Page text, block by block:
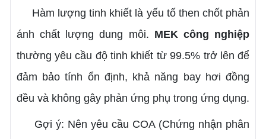
Hàm lượng tinh khiết là yếu tố then chốt phản
ánh chất lượng dung môi. MEK công nghiệp
thường yêu cầu độ tinh khiết từ 99.5% trở lên để
đảm bảo tính ổn định, khả năng bay hơi đồng
đều và không gây phản ứng phụ trong ứng dụng.
Gợi ý: Nên yêu cầu COA (Chứng nhận phân